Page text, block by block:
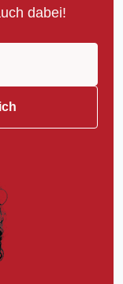
dabei!